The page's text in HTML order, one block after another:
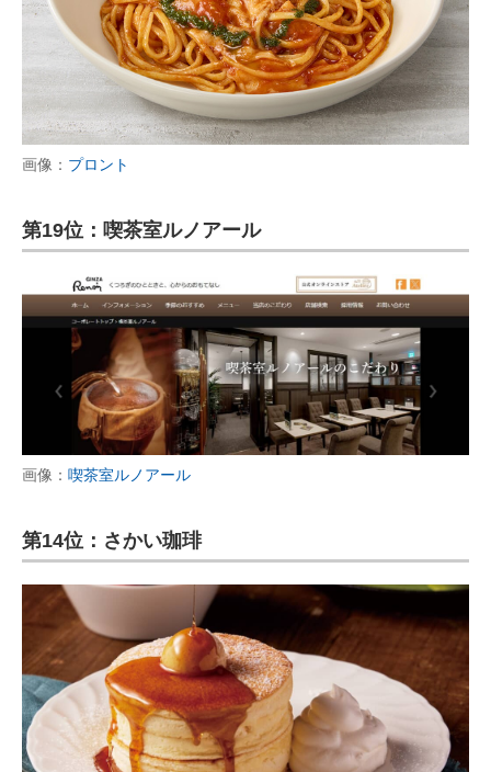
画像： プロント
第19位：喫茶室ルノアール
画像： 喫茶室ルノアール
第14位：さかい珈琲